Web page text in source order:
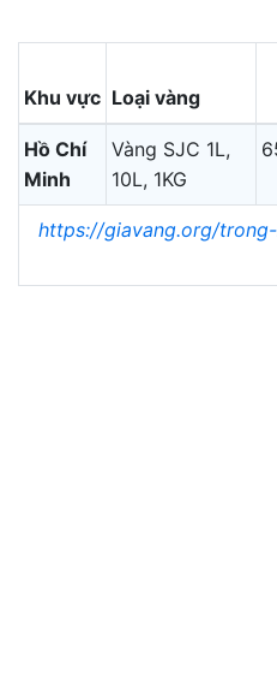
Khu vực Loại vàng
Hồ Chí
Minh
Vàng SJC 1L,
10L, 1KG
https://giavang.org/